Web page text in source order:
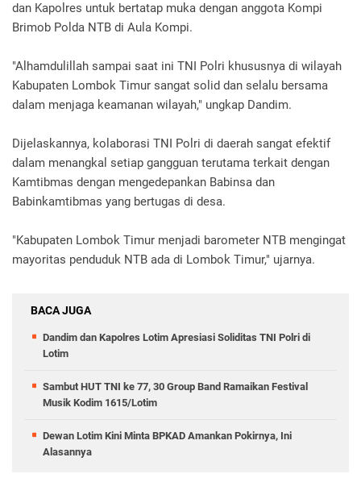
dan Kapolres untuk bertatap muka dengan anggota Kompi
Brimob Polda NTB di Aula Kompi.
"Alhamdulillah sampai saat ini TNI Polri khususnya di wilayah
Kabupaten Lombok Timur sangat solid dan selalu bersama
dalam menjaga keamanan wilayah," ungkap Dandim.
Dijelaskannya, kolaborasi TNI Polri di daerah sangat efektif
dalam menangkal setiap gangguan terutama terkait dengan
Kamtibmas dengan mengedepankan Babinsa dan
Babinkamtibmas yang bertugas di desa.
"Kabupaten Lombok Timur menjadi barometer NTB mengingat
mayoritas penduduk NTB ada di Lombok Timur," ujarnya.
BACA JUGA
Dandim dan Kapolres Lotim Apresiasi Soliditas TNI Polri di
Lotim
Sambut HUT TNI ke 77, 30 Group Band Ramaikan Festival
Musik Kodim 1615/Lotim
Dewan Lotim Kini Minta BPKAD Amankan Pokirnya, Ini
Alasannya